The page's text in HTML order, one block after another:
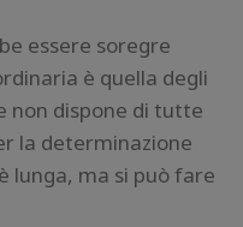
essere soregre
è quella degli
non dispone di tutte
la determinazione
lunga, ma si può fare